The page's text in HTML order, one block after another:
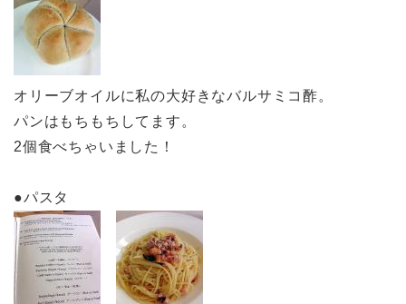
オリーブオイルに私の大好きなバルサミコ酢。
パンはもちもちしてます。
2個食べちゃいました！
●パスタ